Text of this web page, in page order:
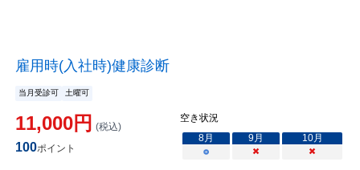
雇用時(入社時)健康診断
当月受診可 土曜可
11,000円 (税込)
100ポイント
空き状況
8月 9月 10月
○
× ×